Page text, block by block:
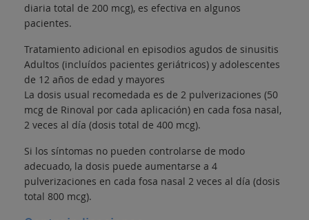
diaria total de 200 mcg), es efectiva en algunos
pacientes.
Tratamiento adicional en episodios agudos de sinusitis
Adultos (incluídos pacientes geriátricos) y adolescentes
de 12 años de edad y mayores
La dosis usual recomedada es de 2 pulverizaciones (50
mcg de Rinoval por cada aplicación) en cada fosa nasal,
2 veces al día (dosis total de 400 mcg).
Si los síntomas no pueden controlarse de modo
adecuado, la dosis puede aumentarse a 4
pulverizaciones en cada fosa nasal 2 veces al día (dosis
total 800 mcg).